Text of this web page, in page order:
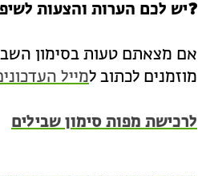
❓יש לכם הערות והצעות
אם מצאתם טעות בסימון
מוזמנים לכתוב למייל
לרכישת מפות סימון שבילים